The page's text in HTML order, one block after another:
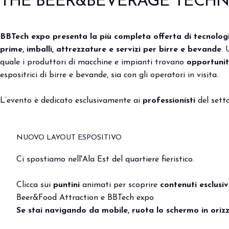
Eventi e aree tematiche
International Horeca Meeting
Programma eventi
Eventi espositori
News e comunicati stampa
Servizi per i media
Download loghi e immagini
Catalogo espositori 2026
BBTech expo presenta la più completa offerta di
prime, imballi, attrezzature e servizi per birre e bevande.
quale i produttori di macchine e impianti trovano
espositrici di birre e bevande, sia con gli operatori in visita.
L’evento è dedicato esclusivamente ai professionisti del
NUOVO LAYOUT ESPOSITIVO
Ci spostiamo nell'Ala Est del quartiere fieristico.
Clicca sui puntini animati per scoprire contenuti
Beer&Food Attraction e BBTech expo
Se stai navigando da mobile, ruota lo schermo in